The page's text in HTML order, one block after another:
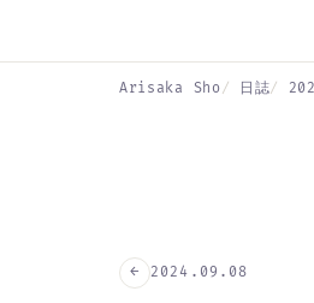
Arisaka Sho 日誌
← 2024.09.08